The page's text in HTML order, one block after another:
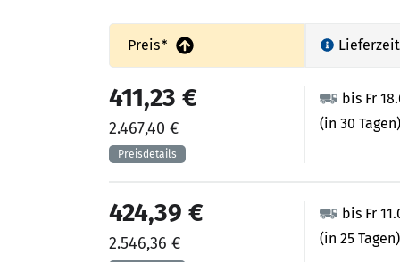
Preis* Lieferzeit
bis Fr
(in 30 Tagen)
411,23 €
2.467,40 €
bis Fr
(in 25 Tagen)
424,39 €
2.546,36 €